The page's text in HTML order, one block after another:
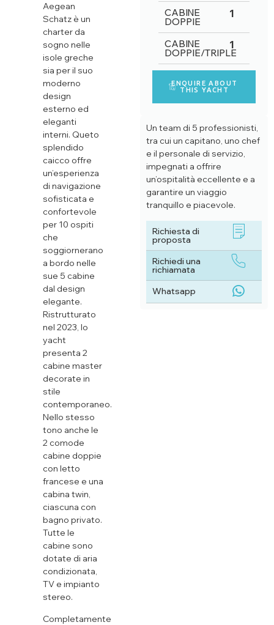
Aegean
Schatz è un
charter da
sogno nelle
isole greche
sia per il suo
moderno
design
esterno ed
eleganti
interni. Queto
splendido
caicco offre
un’esperienza
di navigazione
sofisticata e
confortevole
per 10 ospiti
che
soggiornerano
a bordo nelle
sue 5 cabine
dal design
elegante.
Ristrutturato
nel 2023, lo
yacht
presenta 2
cabine master
decorate in
stile
contemporaneo.
Nello stesso
tono anche le
2 comode
cabine doppie
con letto
francese e una
cabina twin,
ciascuna con
bagno privato.
Tutte le
cabine sono
dotate di aria
condizionata,
TV e impianto
stereo.
Completamente
CABINE
DOPPIE
1
CABINE
DOPPIE/TRIPLE
1
ENQUIRE ABOUT
THIS YACHT
Un team di 5 professionisti,
tra cui un capitano, uno chef
e il personale di servizio,
impegnati a offrire
un’ospitalità eccellente e a
garantire un viaggio
tranquillo e piacevole.
Richiesta di
proposta
Richiedi una
richiamata
Whatsapp